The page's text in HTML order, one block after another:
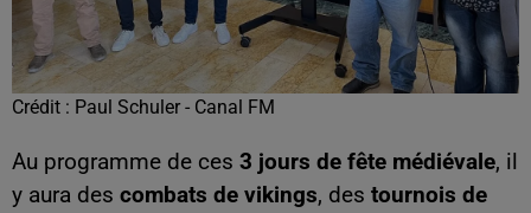
Crédit : Paul Schuler - Canal FM
Au programme de ces 3 jours de fête médiévale, il
y aura des combats de vikings, des tournois de